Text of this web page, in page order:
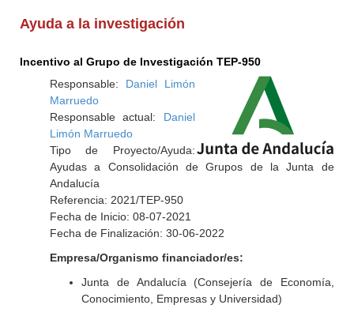
Ayuda a la investigación
Incentivo al Grupo de Investigación TEP-950
Responsable: Daniel Limón
Marruedo
Responsable actual: Daniel
Limón Marruedo
Tipo de Proyecto/Ayuda:
Ayudas a Consolidación de Grupos de la Junta de
Andalucía
Referencia: 2021/TEP-950
Fecha de Inicio: 08-07-2021
Fecha de Finalización: 30-06-2022
Empresa/Organismo financiador/es:
Junta de Andalucía (Consejería de Economía,
Conocimiento, Empresas y Universidad)